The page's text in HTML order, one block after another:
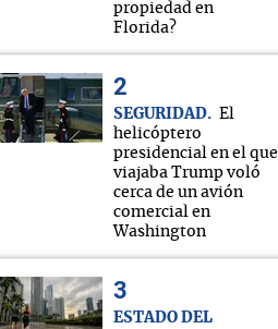
propiedad en
Florida?
SEGURIDAD
El
helicóptero
presidencial en el que
viajaba Trump voló
cerca de un avión
comercial en
Washington
ESTADO DEL